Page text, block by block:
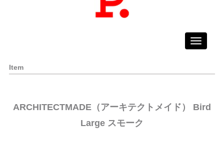
Toggle
Item
ARCHITECTMADE（アーキテクトメイド） Bird
Large スモーク